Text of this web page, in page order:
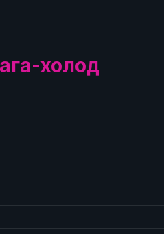
холод